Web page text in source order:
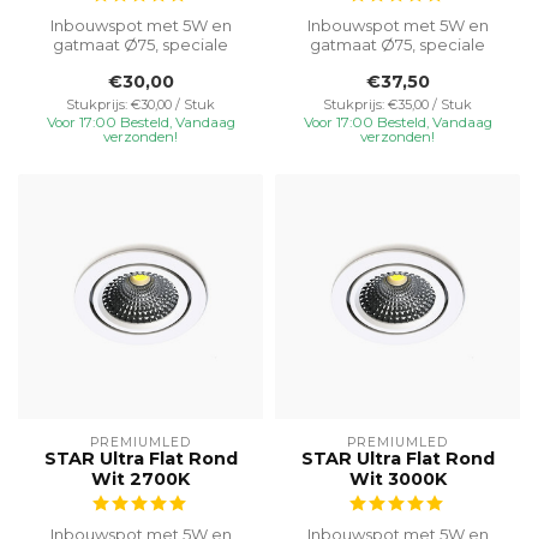
Inbouwspot met 5W en
gatmaat Ø75, speciale
voor veelzijdi...
€30,00
Stukprijs: €30,00 / Stuk
Voor 17:00 Besteld, Vandaag
verzonden!
Inbouwspot met 5W en
gatmaat Ø75, speciale
voor veelzijdi...
€37,50
Stukprijs: €35,00 / Stuk
Voor 17:00 Besteld, Vandaag
verzonden!
PREMIUMLED
STAR Ultra Flat Rond
Wit 2700K
Inbouwspot met 5W en
PREMIUMLED
STAR Ultra Flat Rond
Wit 3000K
Inbouwspot met 5W en